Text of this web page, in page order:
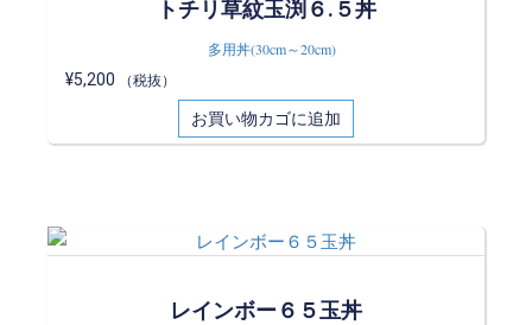
トチリ草紋玉渕６.５丼
多用丼(30cm～20cm)
¥5,200 （税抜）
お買い物カゴに追加
レインボー６５玉丼